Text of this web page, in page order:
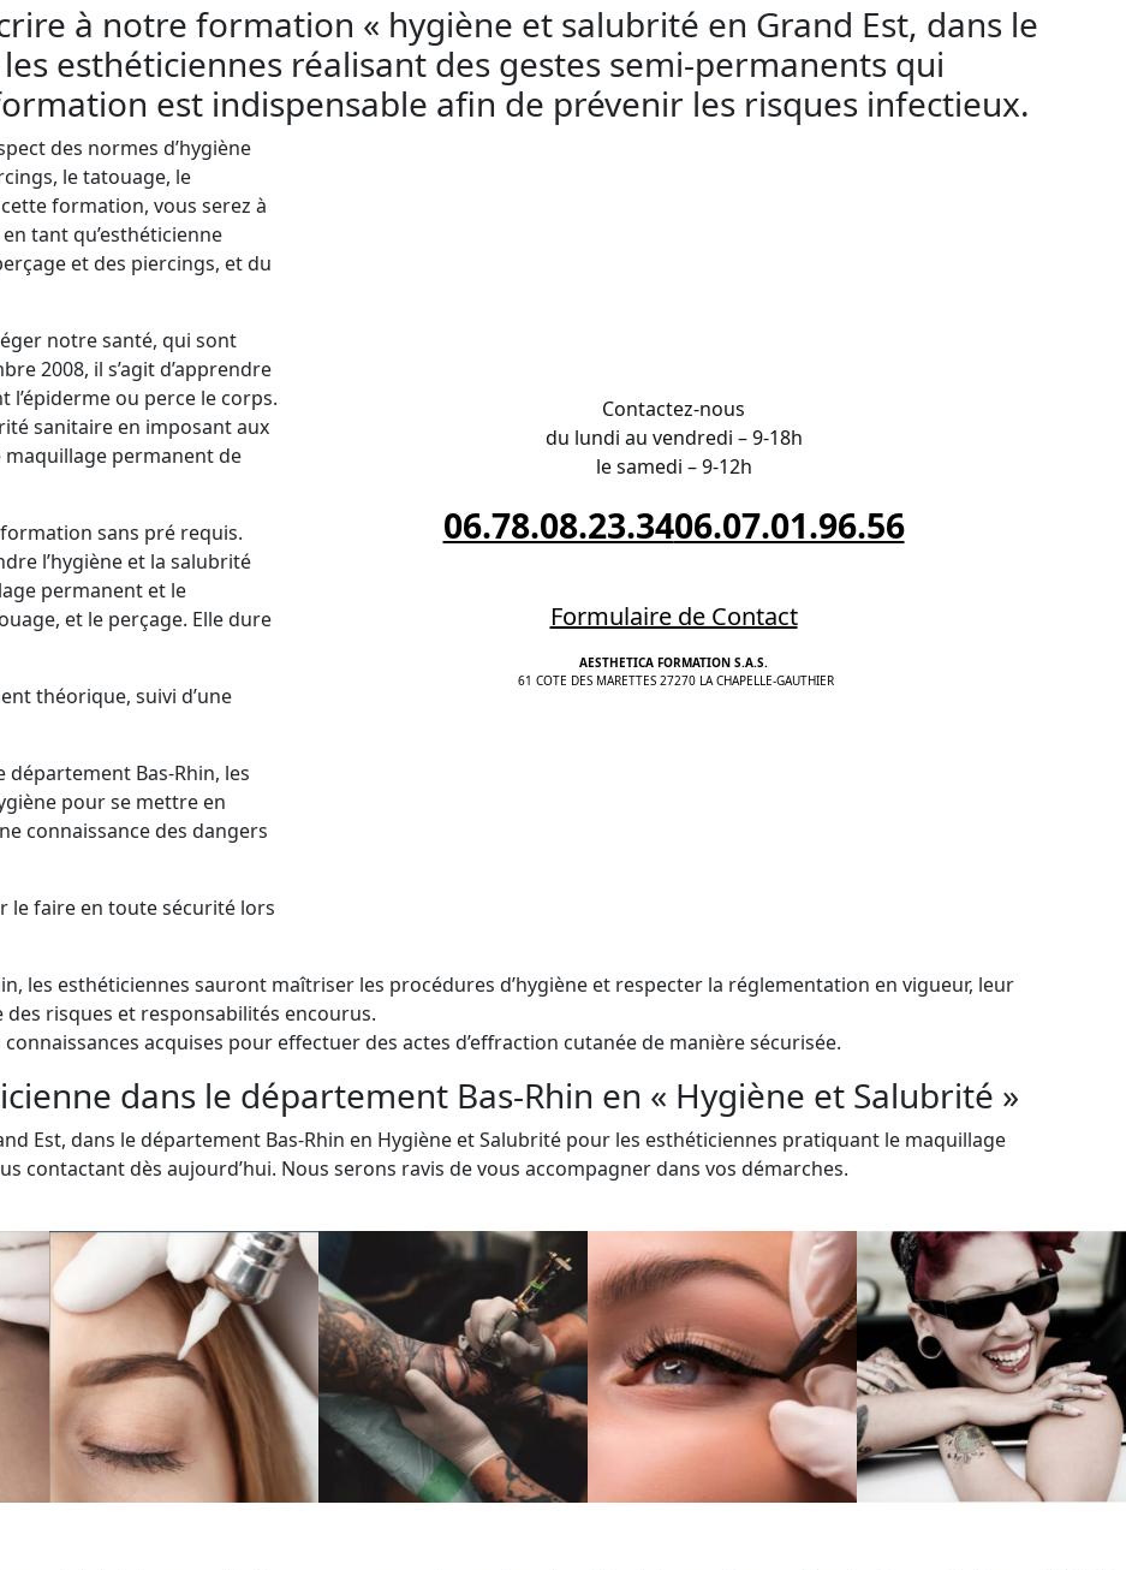
à notre formation « hygiène et salubrité en Grand Est, dans le
esthéticiennes réalisant des gestes semi-permanents qui
est indispensable afin de prévenir les risques infectieux.
des normes d’hygiène
le tatouage, le
formation, vous serez à
tant qu’esthéticienne
et des piercings, et du
notre santé, qui sont
2008, il s’agit d’apprendre
l’épiderme ou perce le corps.
sanitaire en imposant aux
permanent de
sans pré requis.
l’hygiène et la salubrité
permanent et le
et le perçage. Elle dure
théorique, suivi d’une
Bas-Rhin, les
pour se mettre en
connaissance des dangers
le faire en toute sécurité lors
Contactez-nous
du lundi au vendredi – 9-18h
le samedi – 9-12h
06.78.08.23.3406.07.01.96.56
Formulaire de Contact
AESTHETICA FORMATION S.A.S.
61 COTE DES MARETTES 27270 LA CHAPELLE-GAUTHIER
les esthéticiennes sauront maîtriser les procédures d’hygiène et respecter la réglementation en vigueur, leur
risques et responsabilités encourus.
acquises pour effectuer des actes d’effraction cutanée de manière sécurisée.
dans le département Bas-Rhin en « Hygiène et Salubrité »
Est, dans le département Bas-Rhin en Hygiène et Salubrité pour les esthéticiennes pratiquant le maquillage
contactant dès aujourd’hui. Nous serons ravis de vous accompagner dans vos démarches.